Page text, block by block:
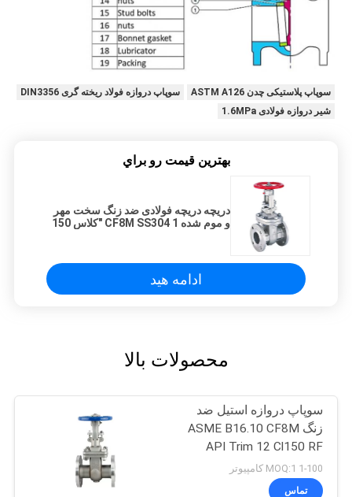
سوپاپ پلاستیکی چدن ASTM A126
سوپاپ دروازه فولاد ریخته گری DIN3356
شیر دروازه فولادی 1.6MPa
بهترين قيمت رو براي
دریچه دریچه فولادی ضد زنگ سخت مهر
و موم شده CF8M SS304 1 "کلاس 150
ادامه هید
محصولات بالا
سوپاپ دروازه استیل ضد
زنگ ASME B16.10 CF8M
API Trim 12 Cl150 RF
دریچه شیر فلنج
1-100 MOQ:1 کامپیوتر
تماس